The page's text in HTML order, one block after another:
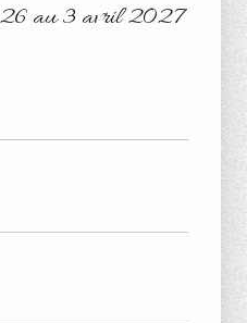
avril 2027
au3 avril 2027